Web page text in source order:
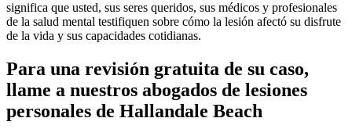
significa que usted, sus seres queridos, sus médicos y profesionales
de la salud mental testifiquen sobre cómo la lesión afectó su disfrute
de la vida y sus capacidades cotidianas.
Para una revisión gratuita de su caso,
llame a nuestros abogados de lesiones
personales de Hallandale Beach